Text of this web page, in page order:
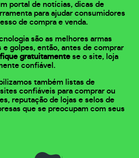
portal de notícias, dicas de
para ajudar consumidores
de compra e venda.
são as melhores armas
e golpes, então, antes de comprar
gratuitamente se o site, loja
confiável.
também listas de
confiáveis para comprar ou
reputação de lojas e selos de
que se preocupam com seus